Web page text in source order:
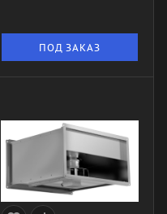
ПОД ЗАКАЗ